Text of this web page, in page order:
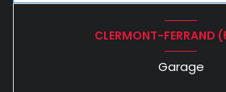
CLERMONT-FERRAND
Garage